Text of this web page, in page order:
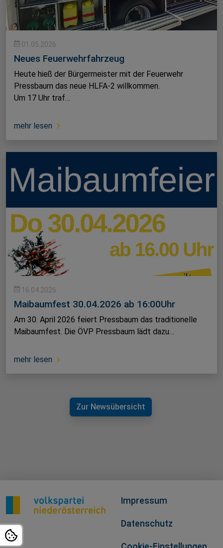
01.05.2026
Neues Feuerwehrfahrzeug
Heute hieß der Bürgermeister mit der Feuerwehr
Pressbaum das neue HLFA-2 willkommen.
Um 17 Uhr traf…
mehr lesen
16.04.2026
Maibaumfest 30.04.2026 ab 16:00Uhr
Am 30. April 2026 feiert Pressbaum das traditionelle
Maibaumfest. Die ÖVP Pressbaum lädt dazu…
mehr lesen
Zur Newsübersicht
Impressum
Datenschutz